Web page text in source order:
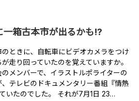
箱古本市が出るかも!?
のときに、自転車にビデオカメラをつけ
走り回っていたのを覚えていますか。
メンバーで、イラストルポライターの
、テレビのドキュメンタリー番組『情熱
いたのでした。 それが7月1日 23…